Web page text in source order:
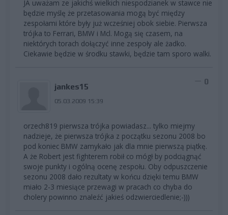
JA uważam ze jakichś wielkich niespodzianek w stawce nie
będzie myślę że przetasowania mogą być między
zespołami które były już wcześniej obok siebie. Pierwsza
trójka to Ferrari, BMW i Mcl. Mogą się czasem, na
niektórych torach dołączyć inne zespoły ale żadko.
Ciekawie będzie w środku stawki, będzie tam sporo walki.
jankes15
05.03.2009 15:39
0
orzech819 pierwsza trójka powiadasz... tylko miejmy
nadzieje, że pierwsza trójka z początku sezonu 2008 bo
pod koniec BMW zamykało jak dla mnie pierwszą piątkę.
A że Robert jest fighterem robił co mógł by podciągnąć
swoje punkty i ogólną ocenę zespołu. Oby odpuszczenie
sezonu 2008 dało rezultaty w końcu dzięki temu BMW
miało 2-3 miesiące przewagi w pracach co chyba do
cholery powinno znaleźć jakieś odzwierciedlenie;-)))